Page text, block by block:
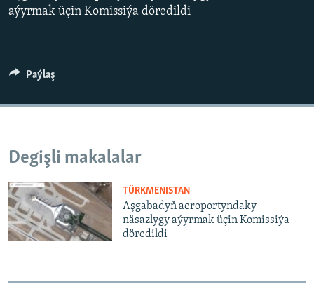
aýyrmak üçin Komissiýa döredildi
Paýlaş
Degişli makalalar
TÜRKMENISTAN
Aşgabadyň aeroportyndaky
näsazlygy aýyrmak üçin Komissiýa
döredildi